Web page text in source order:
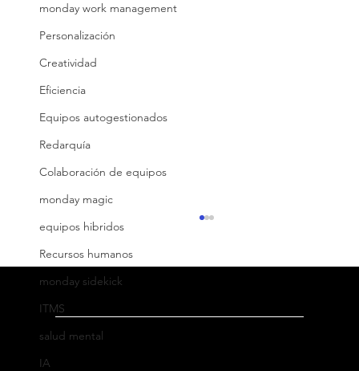
monday work management
Personalización
Creatividad
Eficiencia
Equipos autogestionados
Redarquía
Colaboración de equipos
monday magic
equipos hibridos
Recursos humanos
monday sidekick
ITMS
salud mental
IA